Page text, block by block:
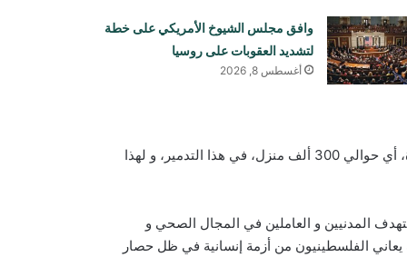
وافق مجلس الشيوخ الأمريكي على خطة
لتشديد العقوبات على روسيا
أغسطس 8, 2026
و بحسب هذا التقرير، فقد تم تدمير ما يقرب من 62% من منازل غزة، أي حوالي 300 ألف منزل، في هذا التدمير، و لهذا
قطاع غزة، و يستهدف المدنيين و العاملين في المجال الصحي و
الفلسطينيون من أزمة إنسانية في ظل حصار